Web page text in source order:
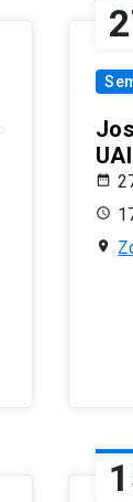
UAI